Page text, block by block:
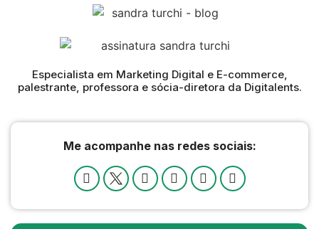
Especialista em Marketing Digital e E-commerce,
palestrante, professora e sócia-diretora da Digitalents.
Me acompanhe nas redes sociais: